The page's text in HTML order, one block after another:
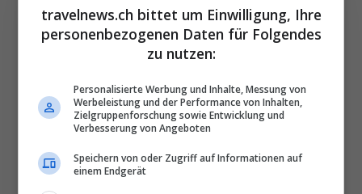
Die wichtigsten und
besten News direkt in
Ihr E‑Mail-Postfach
weniger. Bei Travel­news haben Sie die Wahl.
travelnews.ch bittet um Einwilligung, Ihre
personenbezogenen Daten für Folgendes
zu nutzen:
Personalisierte Werbung und Inhalte, Messung von
Werbeleistung und der Performance von Inhalten,
Zielgruppenforschung sowie Entwicklung und
Verbesserung von Angeboten
Speichern von oder Zugriff auf Informationen auf
einem Endgerät